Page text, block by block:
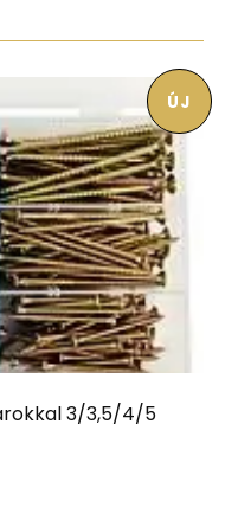
3/3,5/4/5
ÚJ